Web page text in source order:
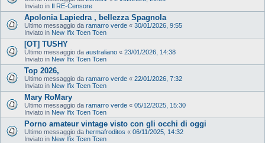
Inviato in Il RE-Censore
Apolonia Lapiedra , bellezza Spagnola
Ultimo messaggio da ramarro verde « 30/01/2026, 9:55
Inviato in New Ifix Tcen Tcen
[OT] TUSHY
Ultimo messaggio da australiano « 23/01/2026, 14:38
Inviato in New Ifix Tcen Tcen
Top 2026,
Ultimo messaggio da ramarro verde « 22/01/2026, 7:32
Inviato in New Ifix Tcen Tcen
Mary RoMary
Ultimo messaggio da ramarro verde « 05/12/2025, 15:30
Inviato in New Ifix Tcen Tcen
Porno amateur vintage visto con gli occhi di oggi
Ultimo messaggio da hermafroditos « 06/11/2025, 14:32
Inviato in New Ifix Tcen Tcen